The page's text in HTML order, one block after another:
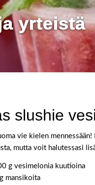
yrteistä
slushie
vie kielen
mutta voit halutessasi
g vesimelonia kuutioina
mansikoita